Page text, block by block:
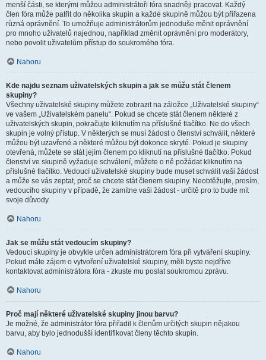
menší části, se kterými můžou administrátoři fóra snadněji pracovat. Každý
člen fóra může patřit do několika skupin a každé skupině můžou být přiřazena
různá oprávnění. To umožňuje administrátorům jednoduše měnit oprávnění
pro mnoho uživatelů najednou, například změnit oprávnění pro moderátory,
nebo povolit uživatelům přístup do soukromého fóra.
Nahoru
Kde najdu seznam uživatelských skupin a jak se můžu stát členem
skupiny?
Všechny uživatelské skupiny můžete zobrazit na záložce „Uživatelské skupiny“
ve vašem „Uživatelském panelu“. Pokud se chcete stát členem některé z
uživatelských skupin, pokračujte kliknutím na příslušné tlačítko. Ne do všech
skupin je volný přístup. V některých se musí žádost o členství schválit, některé
můžou být uzavřené a některé můžou být dokonce skryté. Pokud je skupiny
otevřená, můžete se stát jejím členem po kliknutí na příslušné tlačítko. Pokud
členství ve skupině vyžaduje schválení, můžete o ně požádat kliknutím na
příslušné tlačítko. Vedoucí uživatelské skupiny bude muset schválit vaši žádost
a může se vás zeptat, proč se chcete stát členem skupiny. Neobtěžujte, prosím,
vedoucího skupiny v případě, že zamítne vaši žádost - určitě pro to bude mít
svoje důvody.
Nahoru
Jak se můžu stát vedoucím skupiny?
Vedoucí skupiny je obvykle určen administrátorem fóra při vytváření skupiny.
Pokud máte zájem o vytvoření uživatelské skupiny, měli byste nejdříve
kontaktovat administrátora fóra - zkuste mu poslat soukromou zprávu.
Nahoru
Proč mají některé uživatelské skupiny jinou barvu?
Je možné, že administrátor fóra přiřadil k členům určitých skupin nějakou
barvu, aby bylo jednodušší identifikovat členy těchto skupin.
Nahoru